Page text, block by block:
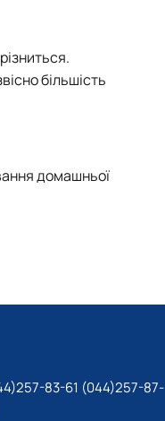
більшість
домашньої
83-61 (044)257-87-